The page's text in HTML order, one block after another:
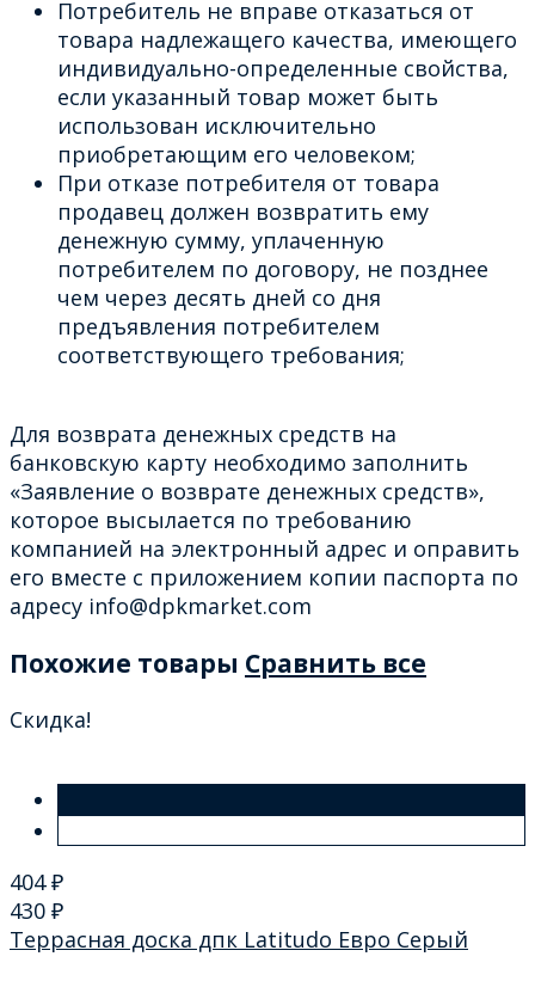
Потребитель не вправе отказаться от
товара надлежащего качества, имеющего
индивидуально-определенные свойства,
если указанный товар может быть
использован исключительно
приобретающим его человеком;
При отказе потребителя от товара
продавец должен возвратить ему
денежную сумму, уплаченную
потребителем по договору, не позднее
чем через десять дней со дня
предъявления потребителем
соответствующего требования;
Для возврата денежных средств на
банковскую карту необходимо заполнить
«Заявление о возврате денежных средств»,
которое высылается по требованию
компанией на электронный адрес и оправить
его вместе с приложением копии паспорта по
адресу info@dpkmarket.com
Похожие товары Сравнить все
Скидка!
404₽
430 ₽
Террасная доска дпк Latitudo Евро Серый